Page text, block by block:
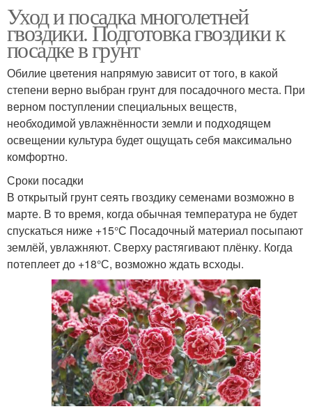
Уход и посадка многолетней
гвоздики. Подготовка гвоздики к
посадке в грунт
Обилие цветения напрямую зависит от того, в какой
степени верно выбран грунт для посадочного места. При
верном поступлении специальных веществ,
необходимой увлажнённости земли и подходящем
освещении культура будет ощущать себя максимально
комфортно.
Сроки посадки
В открытый грунт сеять гвоздику семенами возможно в
марте. В то время, когда обычная температура не будет
спускаться ниже +15°С Посадочный материал посыпают
землёй, увлажняют. Сверху растягивают плёнку. Когда
потеплеет до +18°С, возможно ждать всходы.